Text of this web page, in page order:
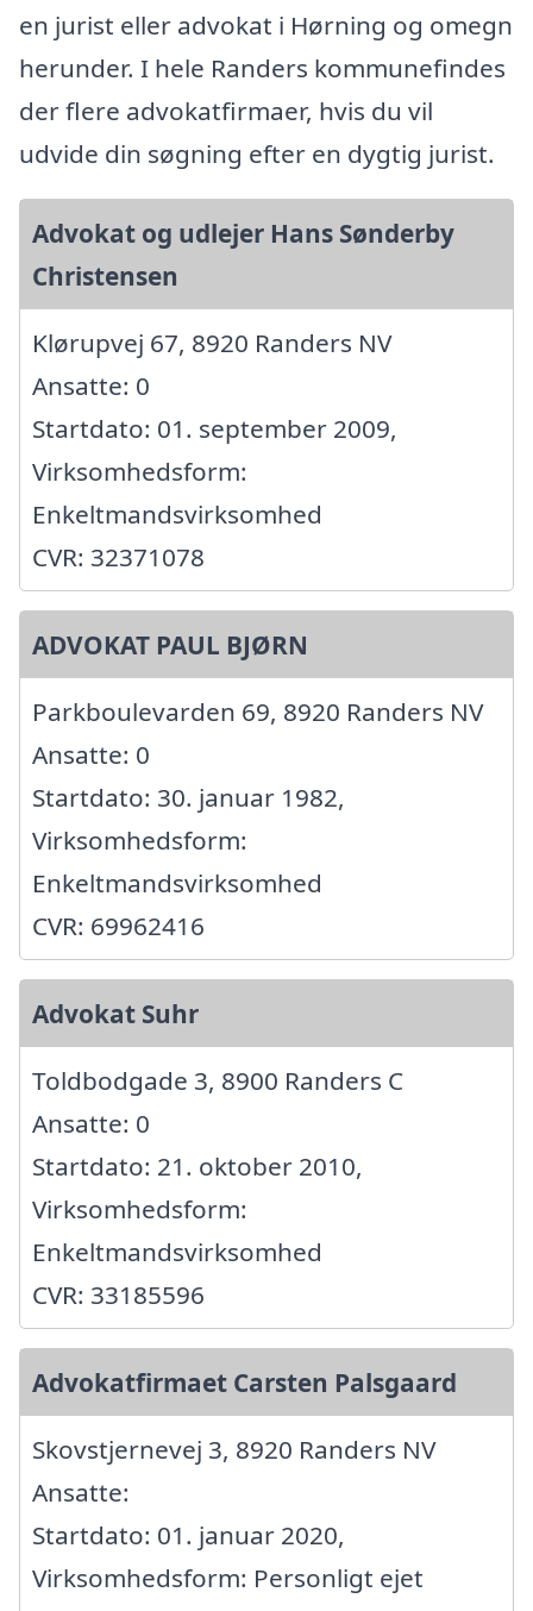
en jurist eller advokat i Hørning og omegn
herunder. I hele Randers kommunefindes
der flere advokatfirmaer, hvis du vil
udvide din søgning efter en dygtig jurist.
Advokat og udlejer Hans Sønderby
Christensen
Klørupvej 67, 8920 Randers NV
Ansatte: 0
Startdato: 01. september 2009,
Virksomhedsform:
Enkeltmandsvirksomhed
CVR: 32371078
ADVOKAT PAUL BJØRN
Parkboulevarden 69, 8920 Randers NV
Ansatte: 0
Startdato: 30. januar 1982,
Virksomhedsform:
Enkeltmandsvirksomhed
CVR: 69962416
Advokat Suhr
Toldbodgade 3, 8900 Randers C
Ansatte: 0
Startdato: 21. oktober 2010,
Virksomhedsform:
Enkeltmandsvirksomhed
CVR: 33185596
Advokatfirmaet Carsten Palsgaard
Skovstjernevej 3, 8920 Randers NV
Ansatte:
Startdato: 01. januar 2020,
Virksomhedsform: Personligt ejet